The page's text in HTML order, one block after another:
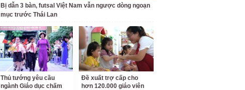
Bị dẫn 3 bàn, futsal Việt Nam vẫn ngược dòng ngoạn
mục trước Thái Lan
Thủ tướng yêu cầu
ngành Giáo dục chấm
Đề xuất trợ cấp cho
hơn 120.000 giáo viên